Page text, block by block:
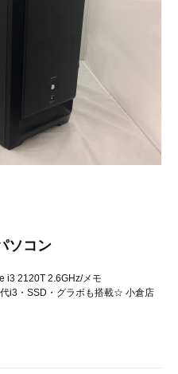
ソコン
i3 2120T 2.6GHz/メモ
i3・SSD・グラボも搭載☆ 小倉店